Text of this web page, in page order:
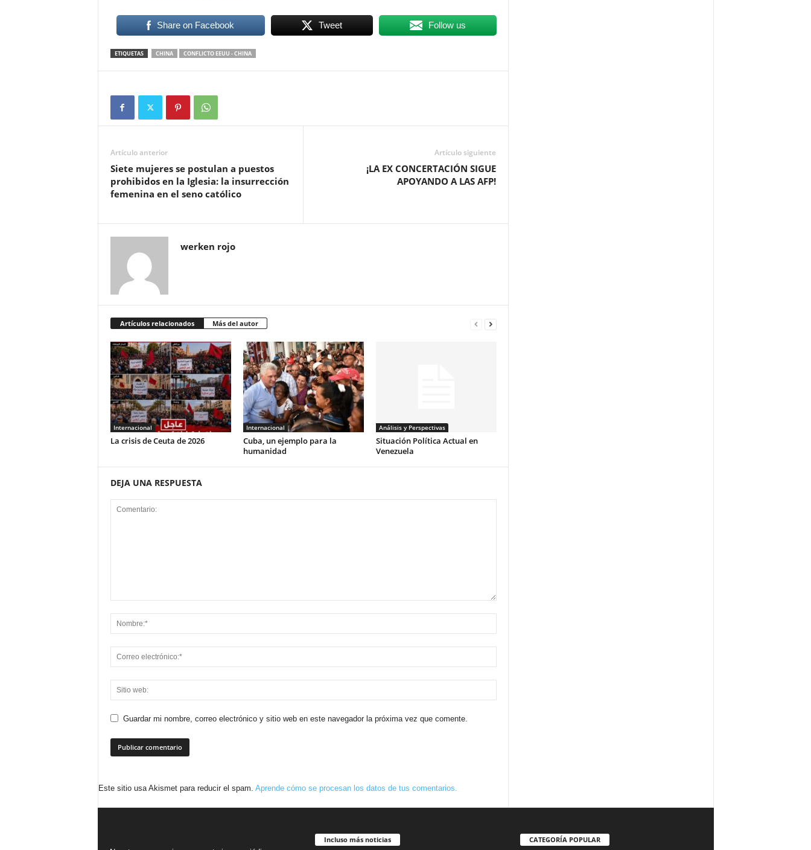
Share on Facebook Tweet Follow us
ETIQUETAS CHINA CONFLICTO EEUU - CHINA
Artículo anterior
Siete mujeres se postulan a puestos
prohibidos en la Iglesia: la insurrección
femenina en el seno católico
Artículo siguiente
¡LA EX CONCERTACIÓN SIGUE
APOYANDO A LAS AFP!
werken rojo
Artículos relacionados Más del autor
Internacional
La crisis de Ceuta de 2026
Internacional
Cuba, un ejemplo para la
humanidad
Análisis y Perspectivas
Situación Política Actual en
Venezuela
DEJA UNA RESPUESTA
Guardar mi nombre, correo electrónico y sitio web en este navegador la próxima vez que comente.
Este sitio usa Akismet para reducir el spam. Aprende cómo se procesan los datos de tus comentarios.
Incluso más noticias CATEGORÍA POPULAR